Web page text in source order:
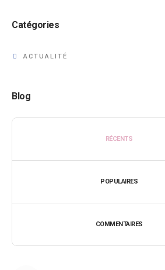
Catégories
ACTUALITÉ
Blog
RÉCENTS
POPULAIRES
COMMENTAIRES